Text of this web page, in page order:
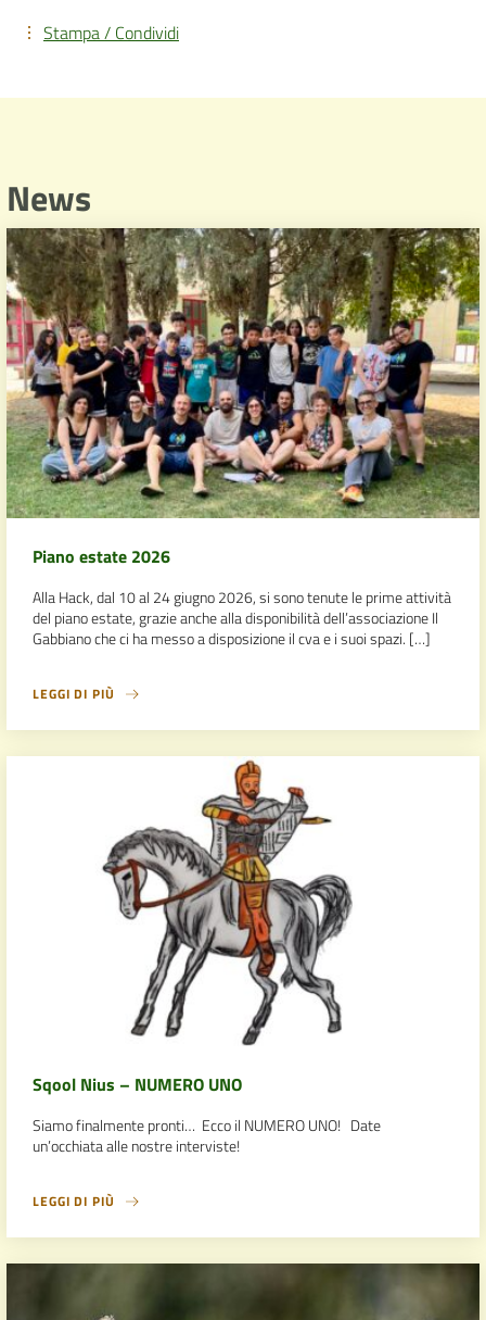
Stampa / Condividi
News
Piano estate 2026
Alla Hack, dal 10 al 24 giugno 2026, si sono tenute le prime attività
del piano estate, grazie anche alla disponibilità dell’associazione Il
Gabbiano che ci ha messo a disposizione il cva e i suoi spazi. […]
LEGGI DI PIÙ
Sqool Nius – NUMERO UNO
Siamo finalmente pronti… Ecco il NUMERO UNO! Date
un’occhiata alle nostre interviste!
LEGGI DI PIÙ